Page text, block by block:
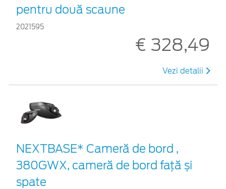
pentru două scaune
2021595
€ 328,49
Vezi detalii
NEXTBASE* Cameră de bord ,
380GWX, cameră de bord față și
spate